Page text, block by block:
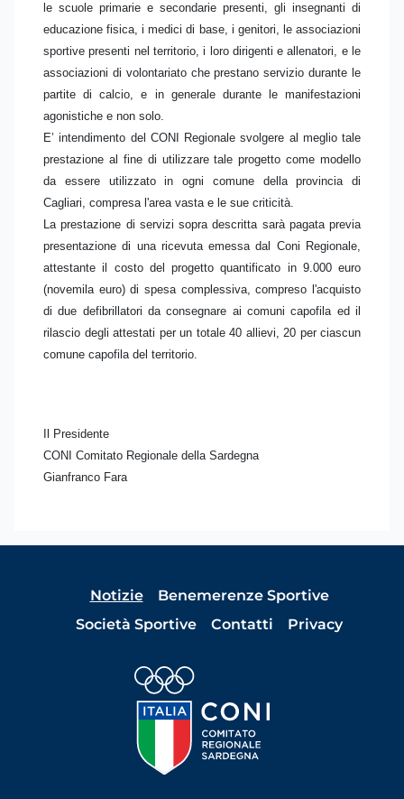
le scuole primarie e secondarie presenti, gli insegnanti di
educazione fisica, i medici di base, i genitori, le associazioni
sportive presenti nel territorio, i loro dirigenti e allenatori, e le
associazioni di volontariato che prestano servizio durante le
partite di calcio, e in generale durante le manifestazioni
agonistiche e non solo.
E’ intendimento del CONI Regionale svolgere al meglio tale
prestazione al fine di utilizzare tale progetto come modello
da essere utilizzato in ogni comune della provincia di
Cagliari, compresa l'area vasta e le sue criticità.
La prestazione di servizi sopra descritta sarà pagata previa
presentazione di una ricevuta emessa dal Coni Regionale,
attestante il costo del progetto quantificato in 9.000 euro
(novemila euro) di spesa complessiva, compreso l'acquisto
di due defibrillatori da consegnare ai comuni capofila ed il
rilascio degli attestati per un totale 40 allievi, 20 per ciascun
comune capofila del territorio.
Il Presidente
CONI Comitato Regionale della Sardegna
Gianfranco Fara
Notizie
Benemerenze Sportive
Società Sportive
Contatti Privacy